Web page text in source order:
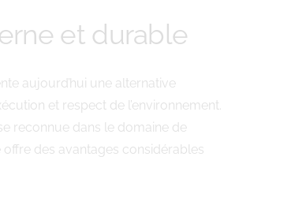
et durable
aujourd’hui une alternative
et respect de l’environnement.
reconnue dans le domaine de
des avantages considérables